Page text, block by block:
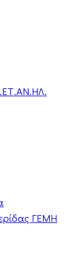
ΓΕΜΗ